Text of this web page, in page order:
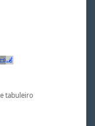
🦼
tabuleiro